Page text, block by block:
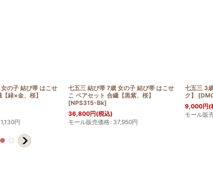
の子 結び帯 はこせ
緑×金、桜】
円
七五三 結び帯 7歳 女の子 結び帯 はこせ
こ ペアセット 合繊【黒紫、桜】
[NPS315-Bk]
36,800円(税込)
モール販売価格: 37,950円
七五三 3
ク】
[
9,000円(
モール販